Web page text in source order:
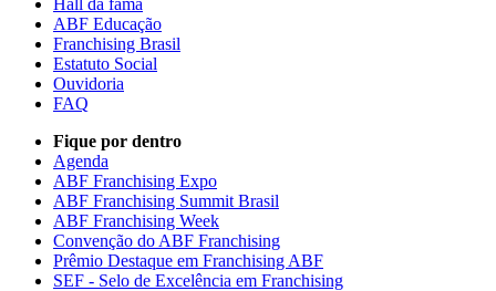
Hall da fama
ABF Educação
Franchising Brasil
Estatuto Social
Ouvidoria
FAQ
Fique por dentro
Agenda
ABF Franchising Expo
ABF Franchising Summit Brasil
ABF Franchising Week
Convenção do ABF Franchising
Prêmio Destaque em Franchising ABF
SEF - Selo de Excelência em Franchising